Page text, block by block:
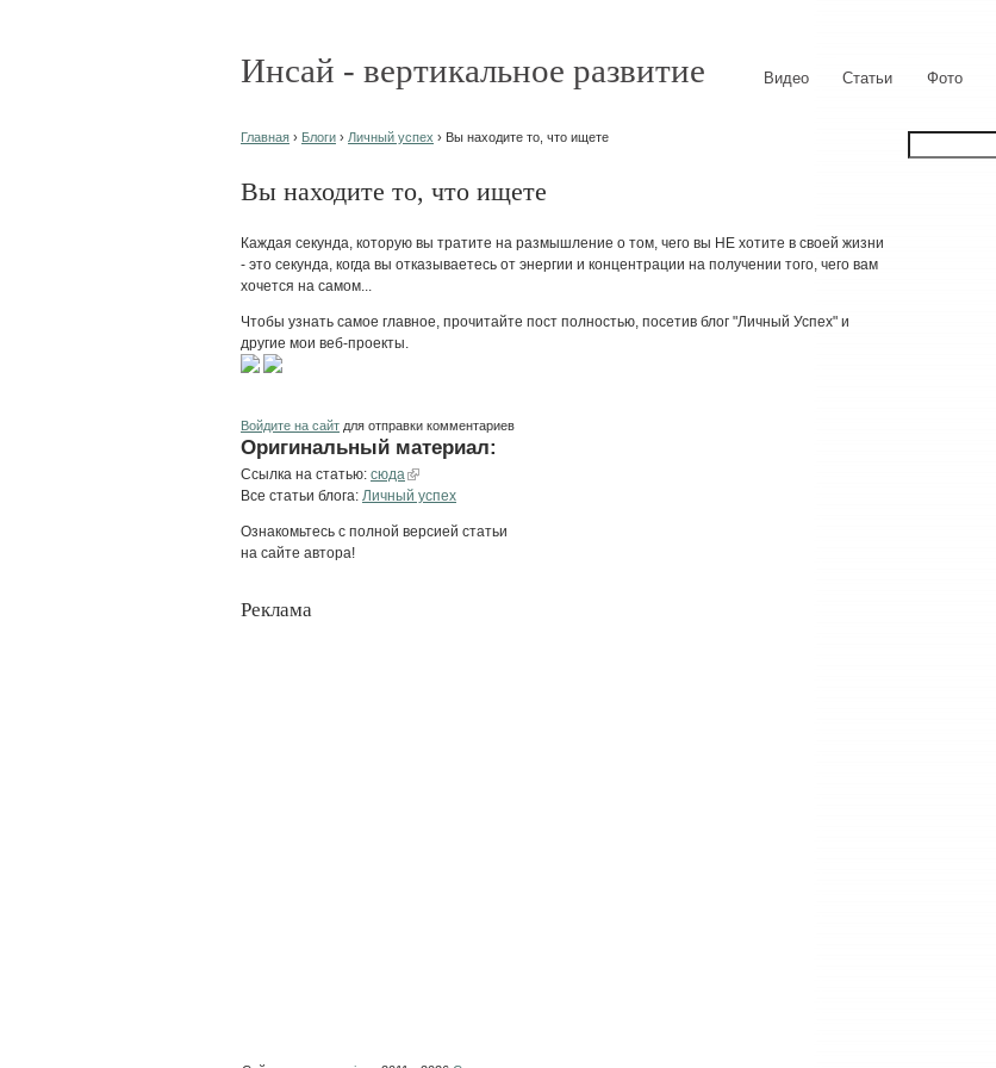
Инсай - вертикальное развитие Видео Статьи Фото
Главная › Блоги › Личный успех › Вы находите то, что ищете
Вы находите то, что ищете
Каждая секунда, которую вы тратите на размышление о том, чего вы НЕ хотите в своей жизни
- это секунда, когда вы отказываетесь от энергии и концентрации на получении того, чего вам
хочется на самом...
Чтобы узнать самое главное, прочитайте пост полностью, посетив блог "Личный Успех" и
другие мои веб-проекты.
Войдите на сайт для отправки комментариев
Оригинальный материал:
Ссылка на статью: сюда
Все статьи блога: Личный успех
Ознакомьтесь с полной версией статьи
на сайте автора!
Реклама